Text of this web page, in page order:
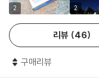
미래는 우리가 만들기 나
---「어떤 미래를 선택할 것
정말로 어려운 것은 나
가이다. 그런 것들은 대
쏟아지는 정보와 욕망의
정치적 양극화, 테러리즘,
똑똑해져가는 알고리즘,
대사회를 관통하는 불안
2 2
리뷰 46
구매리뷰